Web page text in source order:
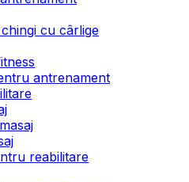
cu cârlige
antrenament
reabilitare